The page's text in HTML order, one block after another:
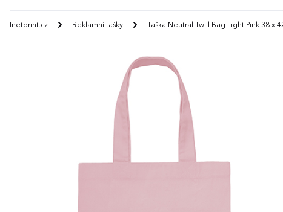
Inetprint.cz Reklamní tašky Taška Neutral Twill Bag Light Pink 38 x